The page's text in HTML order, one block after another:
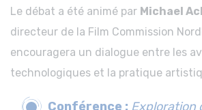
Le débat a été animé par Michael
directeur de la Film Commission
encouragera un dialogue entre les
technologiques et la pratique
Conférence : Exploration